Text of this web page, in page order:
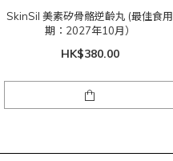
SkinSil 美素矽骨骼逆齡丸 (最佳食用
期：2027年10月）
HK$380.00